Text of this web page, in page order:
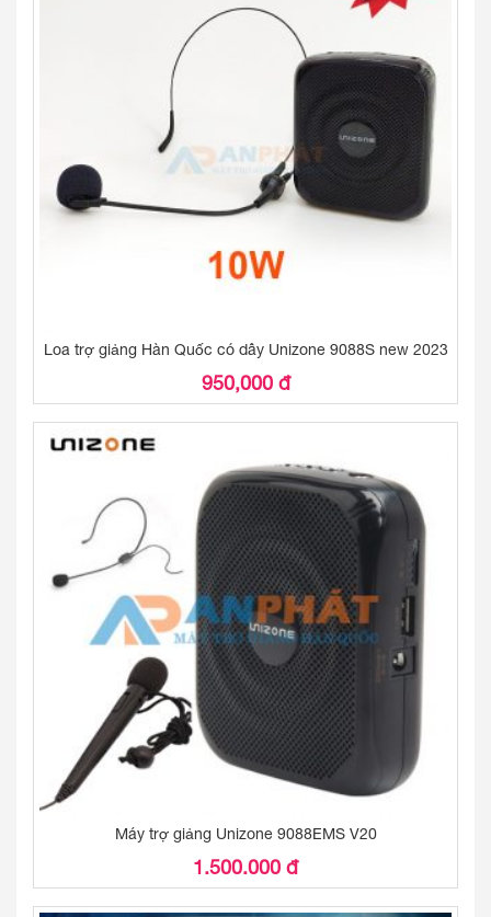
Loa trợ giảng Hàn Quốc có dây Unizone 9088S new 2023
950,000 đ
Máy trợ giảng Unizone 9088EMS V20
1.500.000 đ